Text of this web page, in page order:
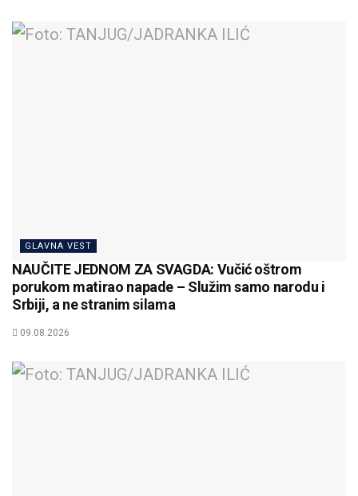
GLAVNA VEST
NAUČITE JEDNOM ZA SVAGDA: Vučić oštrom
porukom matirao napade – Služim samo narodu i
Srbiji, a ne stranim silama
09.08.2026